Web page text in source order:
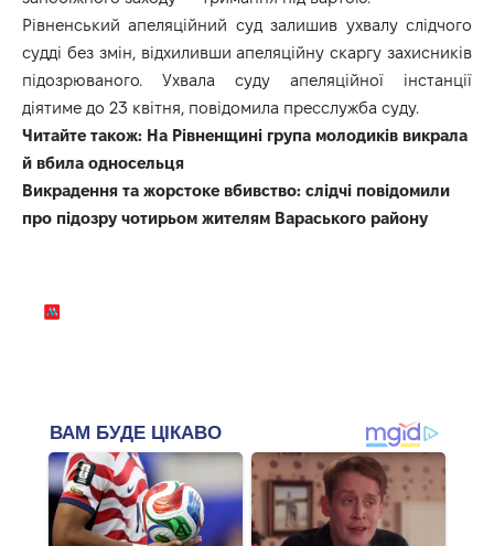
Рівненський апеляційний суд залишив ухвалу слідчого
судді без змін, відхиливши апеляційну скаргу захисників
підозрюваного. Ухвала суду апеляційної інстанції
діятиме до 23 квітня, повідомила пресслужба суду.
Читайте також: На Рівненщині група молодиків викрала
й вбила односельця
Викрадення та жорстоке вбивство: слідчі повідомили
про підозру чотирьом жителям Вараського району